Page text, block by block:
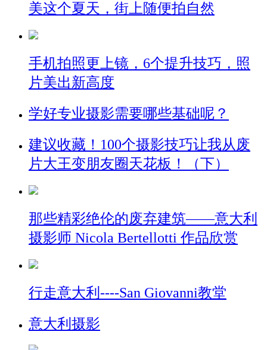
美这个夏天，街上随便拍自然
手机拍照更上镜，6个提升技巧，照
片美出新高度
学好专业摄影需要哪些基础呢？
建议收藏！100个摄影技巧让我从废
片大王变朋友圈天花板！（下）
那些精彩绝伦的废弃建筑——意大利
摄影师 Nicola Bertellotti 作品欣赏
行走意大利----San Giovanni教堂
意大利摄影